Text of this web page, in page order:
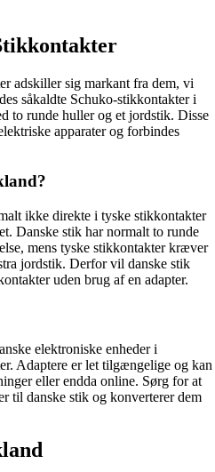
adskiller sig markant fra dem, vi
såkaldte Schuko-stikkontakter i
to runde huller og et jordstik. Disse
apparater og forbindes
ikke direkte i tyske stikkontakter
Danske stik har normalt to runde
mens tyske stikkontakter kræver
jordstik. Derfor vil danske stik
uden brug af en adapter.
elektroniske enheder i
Adaptere er let tilgængelige og kan
eller endda online. Sørg for at
til danske stik og konverterer dem